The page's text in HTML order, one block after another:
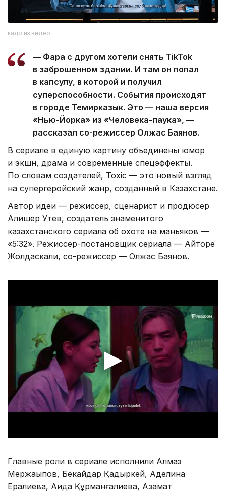
кадр из видео
— Фара с другом хотели снять TikTok
в заброшенном здании. И там он попал
в капсулу, в которой и получил
суперспособности. События происходят
в городе Темирказык. Это — наша версия
«Нью-Йорка» из «Человека-паука», —
рассказал со-режиссер Олжас Баянов.
В сериале в единую картину объединены юмор
и экшн, драма и современные спецэффекты.
По словам создателей, Toxic — это новый взгляд
на супергеройский жанр, созданный в Казахстане.
Автор идеи — режиссер, сценарист и продюсер
Алишер Утев, создатель знаменитого
казахстанского сериала об охоте на маньяков —
«5:32». Режиссер-постановщик сериала — Айторе
Жолдаскали, со-режиссер — Олжас Баянов.
Главные роли в сериале исполнили Алмаз
Мержақыпов, Бекайдар Қадыркей, Аделина
Ералиева, Аида Құрманғалиева, Азамат